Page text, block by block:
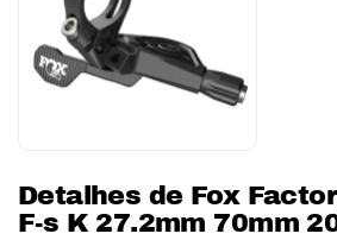
Detalhes de Fox
F-s K 27.2mm 70mm